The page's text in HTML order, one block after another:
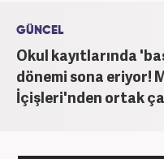
Gazetesi’nde
senelik kariyerinde
ve televizyon
Haber7.com’da
GÜNCEL
Okul kayıtlarında
dönemi sona eriyor!
İçişleri'nden ortak